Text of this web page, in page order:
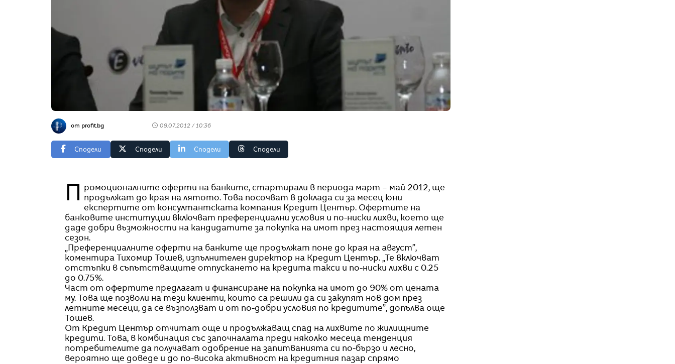
от profit.bg 09.07.2012 / 10:36
Сподели Сподели Сподели Сподели
Промоционалните оферти на банките, стартирали в периода март – май 2012, ще
продължат до края на лятото. Това посочват в доклада си за месец юни
експертите от консултантската компания Кредит Център. Офертите на
банковите институции включват преференциални условия и по-ниски лихви, което ще
даде добри възможности на кандидатите за покупка на имот през настоящия летен
сезон.
„Преференциалните оферти на банките ще продължат поне до края на август”,
коментира Тихомир Тошев, изпълнителен директор на Кредит Център. „Те включват
отстъпки в съпътстващите отпускането на кредита такси и по-ниски лихви с 0.25
до 0.75%.
Част от офертите предлагат и финансиране на покупка на имот до 90% от цената
му. Това ще позволи на тези клиенти, които са решили да си закупят нов дом през
летните месеци, да се възползват и от по-добри условия по кредитите”, допълва още
Тошев.
От Кредит Център отчитат още и продължаващ спад на лихвите по жилищните
кредити. Това, в комбинация със започналата преди няколко месеца тенденция
потребителите да получават одобрение на запитванията си по-бързо и лесно,
вероятно ще доведе и до по-висока активност на кредитния пазар спрямо